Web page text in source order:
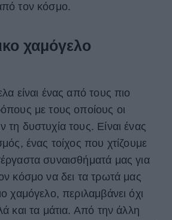
τον κόσμο.
χαμόγελο
είναι ένας από τους πιο
με τους οποίους οι
δυστυχία τους. Είναι ένας
ένας τοίχος που χτίζουμε
συναισθήματά μας για
κόσμο να δει τα τρωτά μας
χαμόγελο, περιλαμβάνει όχι
και τα μάτια. Από την άλλη